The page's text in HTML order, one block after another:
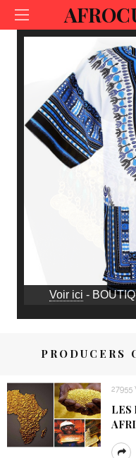
Voir ici -
27955
LES